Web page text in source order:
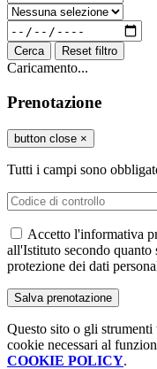
Cerca Reset filtro
Caricamento...
Prenotazione
button close ×
Tutti i campi sono
Accetto l'informativa
all'Istituto secondo quanto
protezione dei dati
Questo sito o gli
cookie necessari al
COOKIE POLICY.